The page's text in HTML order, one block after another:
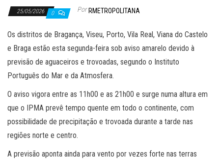
25/05/2026 0 Por RMETROPOLITANA
Os distritos de Bragança, Viseu, Porto, Vila Real, Viana do Castelo
e Braga estão esta segunda-feira sob aviso amarelo devido à
previsão de aguaceiros e trovoadas, segundo o Instituto
Português do Mar e da Atmosfera.
O aviso vigora entre as 11h00 e as 21h00 e surge numa altura em
que o IPMA prevê tempo quente em todo o continente, com
possibilidade de precipitação e trovoada durante a tarde nas
regiões norte e centro.
A previsão aponta ainda para vento por vezes forte nas terras